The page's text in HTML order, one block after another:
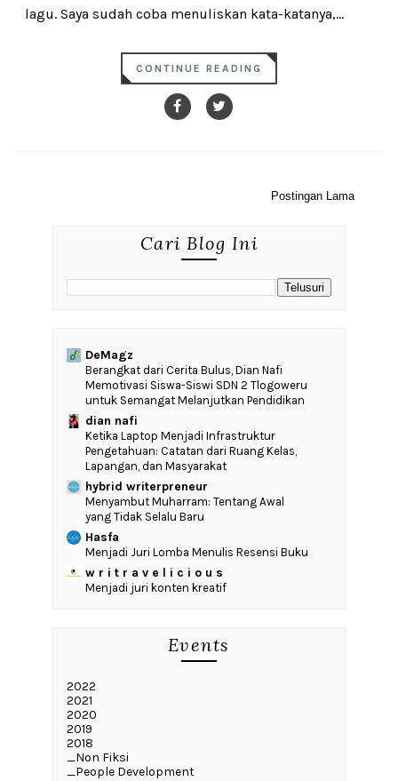
lagu. Saya sudah coba menuliskan kata-katanya,...
CONTINUE READING
Postingan Lama
Cari Blog Ini
DeMagz
‎Berangkat dari Cerita Bulus, Dian Nafi
Memotivasi Siswa-Siswi SDN 2 Tlogoweru
untuk Semangat Melanjutkan Pendidikan
dian nafi
Ketika Laptop Menjadi Infrastruktur
Pengetahuan: Catatan dari Ruang Kelas,
Lapangan, dan Masyarakat
hybrid writerpreneur
Menyambut Muharram: Tentang Awal
yang Tidak Selalu Baru
Hasfa
Menjadi Juri Lomba Menulis Resensi Buku
w r i t r a v e l i c i o u s
Menjadi juri konten kreatif
Events
2022
2021
2020
2019
2018
_Non Fiksi
_People Development